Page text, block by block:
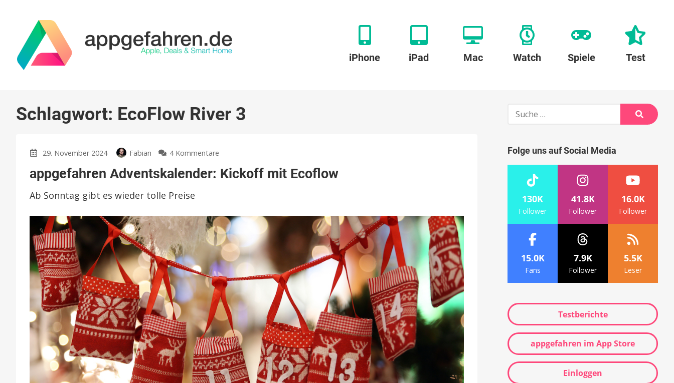
iPhone iPad Mac Watch Spiele Test
Schlagwort: EcoFlow River 3
29. November 2024 Fabian 4 Kommentare
Adventskalender:
appgefahren Adventskalender: Kickoff mit Ecoflow
Ab Sonntag gibt es wieder tolle Preise
Suche
Suche
Folge uns auf Social Media
130K
Follower
41.8K
Follower
16.0K
Follower
15.0K
Fans
7.9K
Follower
5.5K
Leser
Testberichte
appgefahren im App Store
Einloggen